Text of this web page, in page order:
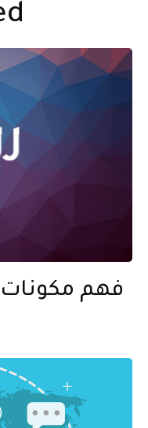
فهم مكونات